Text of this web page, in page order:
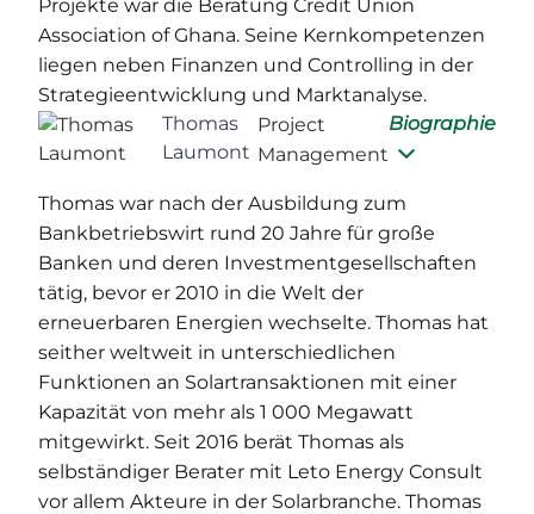
Projekte war die Beratung Credit Union
Association of Ghana. Seine Kernkompetenzen
liegen neben Finanzen und Controlling in der
Strategieentwicklung und Marktanalyse.
Thomas
Laumont
Project
Management
Biographie
Thomas war nach der Ausbildung zum
Bankbetriebswirt rund 20 Jahre für große
Banken und deren Investmentgesellschaften
tätig, bevor er 2010 in die Welt der
erneuerbaren Energien wechselte. Thomas hat
seither weltweit in unterschiedlichen
Funktionen an Solartransaktionen mit einer
Kapazität von mehr als 1 000 Megawatt
mitgewirkt. Seit 2016 berät Thomas als
selbständiger Berater mit Leto Energy Consult
vor allem Akteure in der Solarbranche. Thomas